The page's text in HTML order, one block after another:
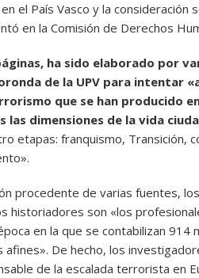
el País Vasco y la consideración
en la Comisión de Derechos
ha sido elaborado por
de la UPV para intentar
que se han producido
las dimensiones de la vida
etapas: franquismo, Transición,
procedente de varias fuentes,
historiadores son «los
en la que se contabilizan 914
afines». De hecho, los
de la escalada terrorista en